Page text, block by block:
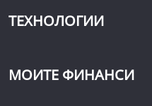
ТЕХНОЛОГИИ
МОИТЕ ФИНАНСИ